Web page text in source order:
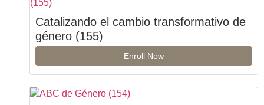
Catalizando el cambio transformativo de
género (155)
Enroll Now